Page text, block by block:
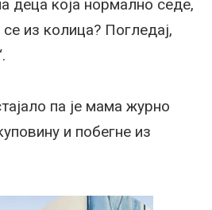
деца која нормално седе,
се из колица? Погледај,
па је мама журно
и побегне из